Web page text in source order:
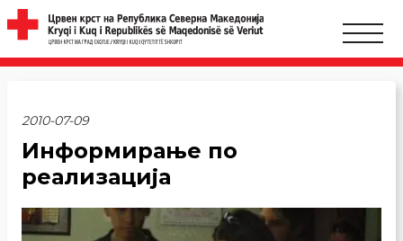
2010-07-09
Информирање по
реализација